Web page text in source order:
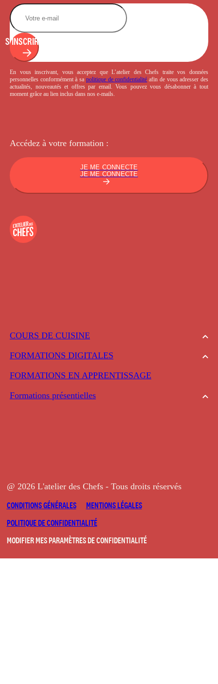
COURS DE CUISINE
FORMATIONS DIGITALES
FORMATIONS EN APPRENTISSAGE
Formations présentielles
S'INSCRIRE
En vous inscrivant, vous acceptez que L’atelier des Chefs traite vos données
personnelles conformément à sa politique de confidentialité afin de vous adresser des
actualités, nouveautés et offres par email. Vous pouvez vous désabonner à tout
moment grâce au lien inclus dans nos e-mails.
Accédez à votre formation :
JE ME CONNECTE
JE ME CONNECTE
@ 2026 L'atelier des Chefs - Tous droits réservés
CONDITIONS GÉNÉRALES
MENTIONS LÉGALES
POLITIQUE DE CONFIDENTIALITÉ
MODIFIER MES PARAMÈTRES DE CONFIDENTIALITÉ